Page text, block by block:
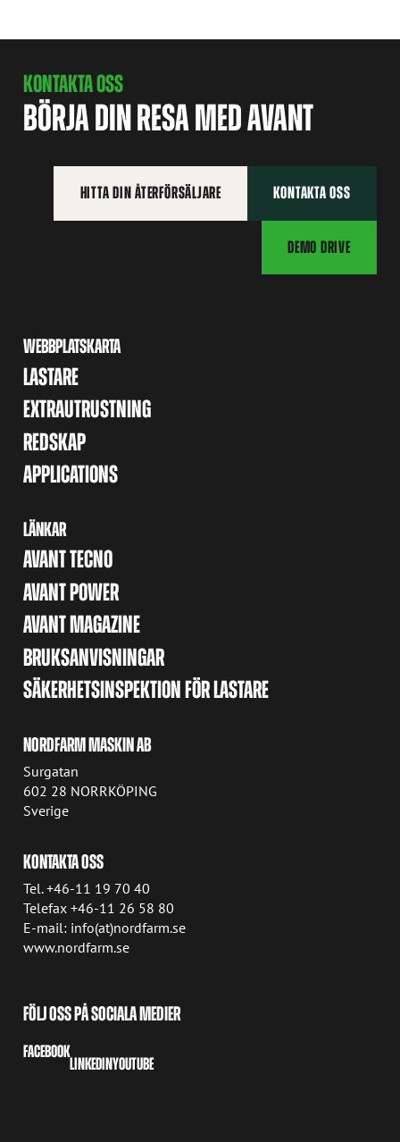
KONTAKTA OSS
BÖRJA DIN RESA MED AVANT
HITTA DIN ÅTERFÖRSÄLJARE KONTAKTA OSS
DEMO DRIVE
WEBBPLATSKARTA
LASTARE
EXTRAUTRUSTNING
REDSKAP
APPLICATIONS
LÄNKAR
AVANT TECNO
AVANT POWER
AVANT MAGAZINE
BRUKSANVISNINGAR
SÄKERHETSINSPEKTION FÖR LASTARE
NORDFARM MASKIN AB
Surgatan
602 28 NORRKÖPING
Sverige
KONTAKTA OSS
Tel. +46-11 19 70 40
Telefax +46-11 26 58 80
E-mail: info(at)nordfarm.se
www.nordfarm.se
FÖLJ OSS PÅ SOCIALA MEDIER
FACEBOOK
LINKEDINYOUTUBE